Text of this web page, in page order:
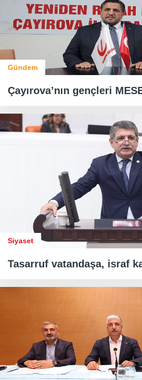
Gündem
Çayırova’nın gençleri
Siyaset
Tasarruf vatandaşa, israf